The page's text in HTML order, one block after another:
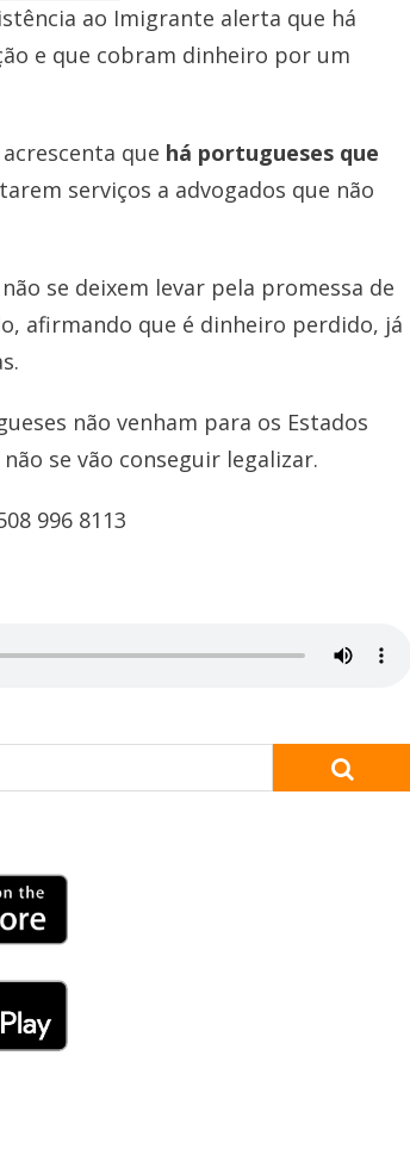
ao Imigrante alerta que há
e que cobram dinheiro por um
que há portugueses que
serviços a advogados que não
se deixem levar pela promessa de
afirmando que é dinheiro perdido, já
não venham para os Estados
se vão conseguir legalizar.
996 8113